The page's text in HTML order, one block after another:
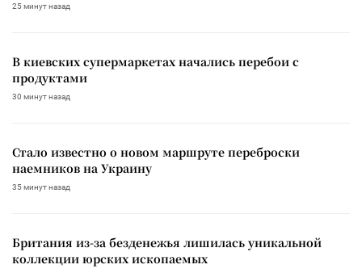
25 минут назад
В киевских супермаркетах начались перебои с
продуктами
30 минут назад
Стало известно о новом маршруте переброски
наемников на Украину
35 минут назад
Британия из-за безденежья лишилась уникальной
коллекции юрских ископаемых